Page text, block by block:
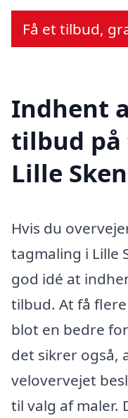
Få et tilbud,
Indhent
tilbud
Lille
Hvis du
tagmaling i Lille
god idé at
tilbud. At få
blot en bedre
det sikrer også,
velovervejet
til valg af maler.